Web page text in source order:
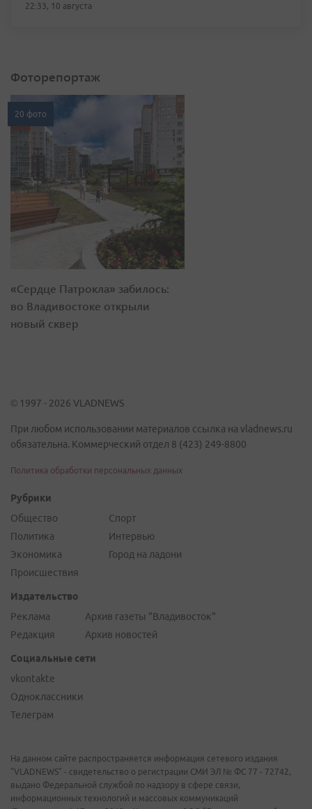
22:33, 10 августа
Фоторепортаж
20 фото
«Сердце Патрокла» забилось:
во Владивостоке открыли
новый сквер
© 1997 - 2026 VLADNEWS
При любом использовании материалов ссылка на vladnews.ru
обязательна. Коммерческий отдел 8 (423) 249-8800
Политика обработки персональных данных
Рубрики
Общество
Политика
Экономика
Происшествия
Спорт
Интервью
Город на ладони
Издательство
Реклама
Редакция
Архив газеты "Владивосток"
Архив новостей
Социальные сети
vkontakte
Одноклассники
Телеграм
На данном сайте распространяется информация сетевого издания
"VLADNEWS" - свидетельство о регистрации СМИ ЭЛ № ФС 77 - 72742,
выдано Федеральной службой по надзору в сфере связи,
информационных технологий и массовых коммуникаций